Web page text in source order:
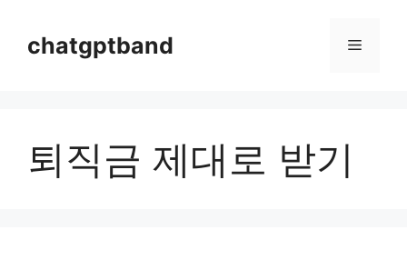
chatgptband 메
퇴직금 제대로 받기